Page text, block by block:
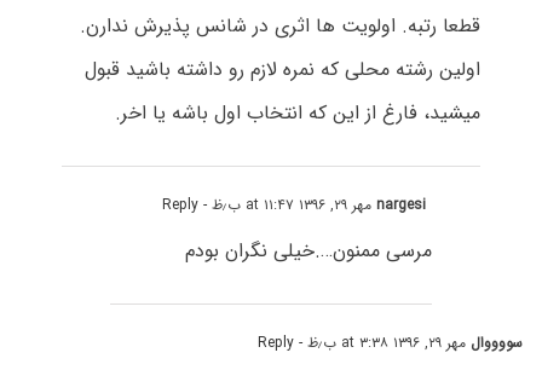
قطعا رتبه. اولویت ها اثری در شانس پذیرش ندارن.
اولین رشته محلی که نمره لازم رو داشته باشید قبول
میشید، فارغ از این که انتخاب اول باشه یا اخر.
nargesiمهر ۲۹, ۱۳۹۶ at ۱۱:۴۷ ب٫ظ - Reply
مرسی ممنون….خیلی نگران بودم
سووووال مهر ۲۹, ۱۳۹۶ at ۳:۳۸ ب٫ظ - Reply